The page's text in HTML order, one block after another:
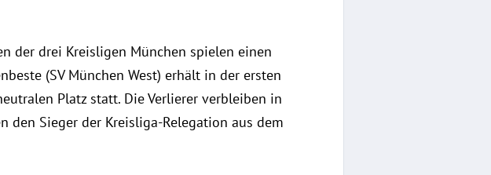
der drei Kreisligen München spielen einen
(SV München West) erhält in der ersten
Platz statt. Die Verlierer verbleiben in
den Sieger der Kreisliga-Relegation aus dem